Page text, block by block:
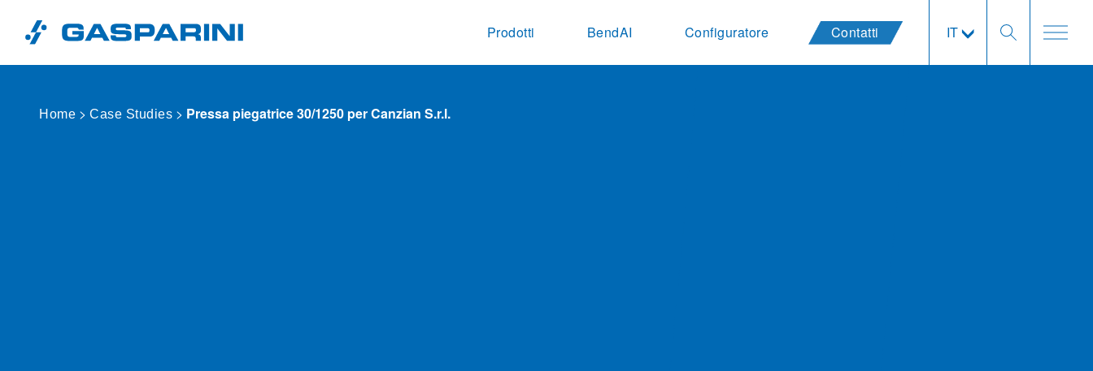
Prodotti BendAI Configuratore Contatti IT
Home > Case Studies > Pressa piegatrice 30/1250 per Canzian S.r.l.